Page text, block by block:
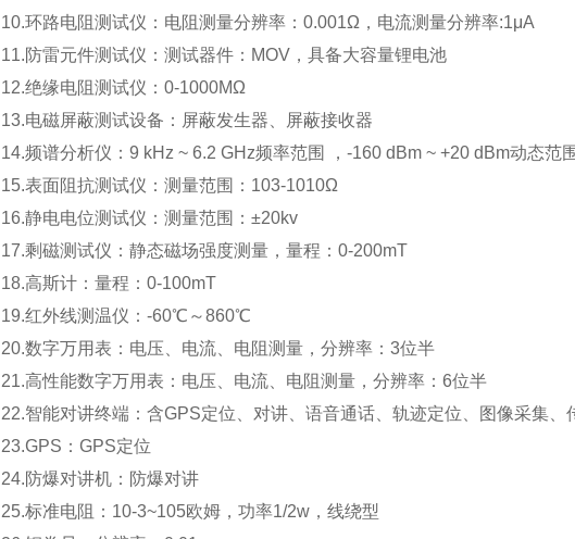
10.环路电阻测试仪：电阻测量分辨率：0.001Ω，电流测量分辨率:1μA
11.防雷元件测试仪：测试器件：MOV，具备大容量锂电池
12.绝缘电阻测试仪：0-1000MΩ
13.电磁屏蔽测试设备：屏蔽发生器、屏蔽接收器
14.频谱分析仪：9 kHz ~ 6.2 GHz频率范围 ，-160 dBm ~ +20 dBm动态范围
15.表面阻抗测试仪：测量范围：103-1010Ω
16.静电电位测试仪：测量范围：±20kv
17.剩磁测试仪：静态磁场强度测量，量程：0-200mT
18.高斯计：量程：0-100mT
19.红外线测温仪：-60℃～860℃
20.数字万用表：电压、电流、电阻测量，分辨率：3位半
21.高性能数字万用表：电压、电流、电阻测量，分辨率：6位半
22.智能对讲终端：含GPS定位、对讲、语音通话、轨迹定位、图像采集、
23.GPS：GPS定位
24.防爆对讲机：防爆对讲
25.标准电阻：10-3~105欧姆，功率1/2w，线绕型